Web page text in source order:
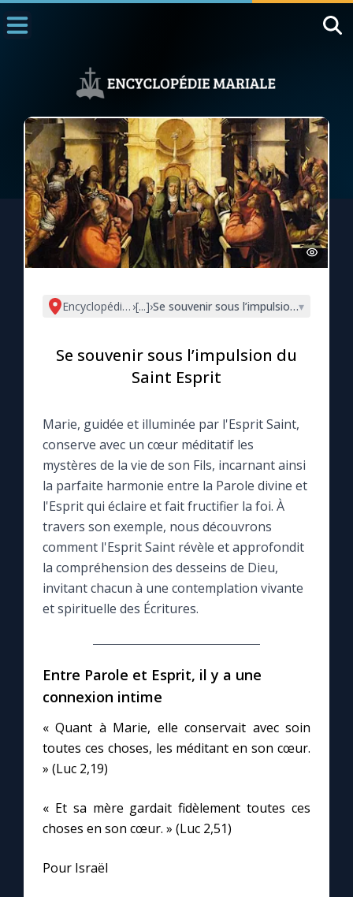
1000 Raisons de Croire
L'actualité de la semaine
La chaîne Youtube
La newsletter
La vidéo de la semaine
Le magazine
Le site internet
Questions-réponses
Prier au quotidien
Avec Thérèse de Lisieux
Les premiers samedis du mois
Marie qui défait les nœuds
Encyclopédie mariale
›[...]›Se souvenir sous l’impulsion du Saint
▾
Se souvenir sous l’impulsion du
Saint Esprit
Marie, guidée et illuminée par l'Esprit Saint,
conserve avec un cœur méditatif les
mystères de la vie de son Fils, incarnant ainsi
la parfaite harmonie entre la Parole divine et
l'Esprit qui éclaire et fait fructifier la foi. À
travers son exemple, nous découvrons
comment l'Esprit Saint révèle et approfondit
la compréhension des desseins de Dieu,
invitant chacun à une contemplation vivante
et spirituelle des Écritures.
Entre Parole et Esprit, il y a une
connexion intime
« Quant à Marie, elle conservait avec soin
toutes ces choses, les méditant en son cœur.
» (Luc 2,19)
« Et sa mère gardait fidèlement toutes ces
choses en son cœur. » (Luc 2,51)
Pour Israël